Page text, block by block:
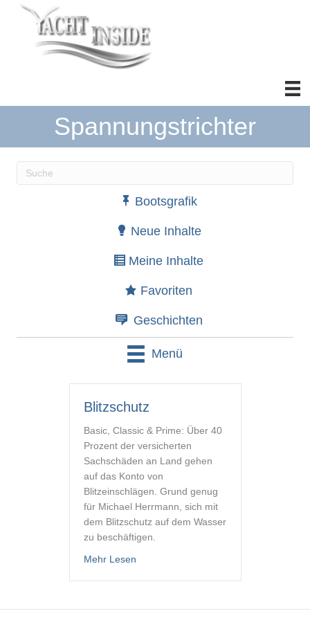
Spannungstrichter
Wenn die Ergebnisse der automatischen
Bootsgrafik
Neue Inhalte
Meine Inhalte
Favoriten
Geschichten
Menü
Blitzschutz
Basic, Classic & Prime: Über 40
Prozent der versicherten
Sachschäden an Land gehen
auf das Konto von
Blitzeinschlägen. Grund genug
für Michael Herrmann, sich mit
dem Blitzschutz auf dem Wasser
zu beschäftigen.
Mehr Lesenabout Blitzschutz